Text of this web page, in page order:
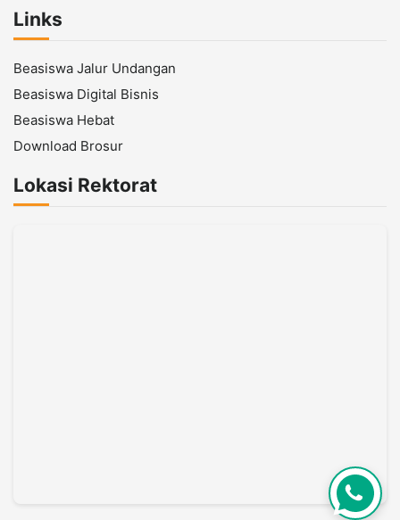
Links
Beasiswa Jalur Undangan
Beasiswa Digital Bisnis
Beasiswa Hebat
Download Brosur
Lokasi Rektorat